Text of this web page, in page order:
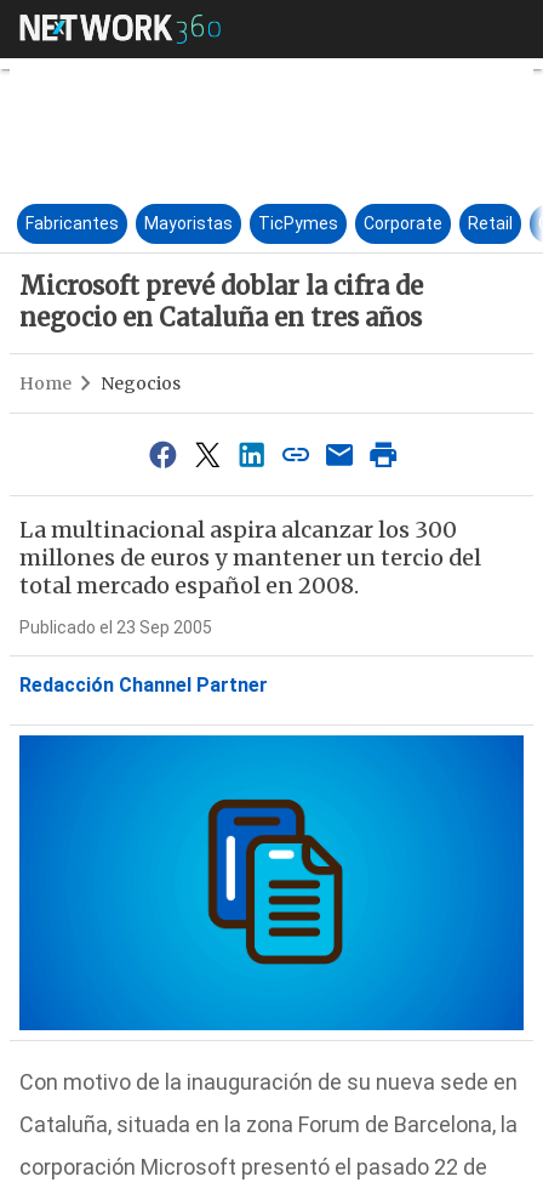
Microsoft prevé doblar la
Fabricantes Mayoristas TicPymes Corporate Retail
Microsoft prevé doblar la cifra de
negocio en Cataluña en tres años
Home Negocios
La multinacional aspira alcanzar los 300
millones de euros y mantener un tercio del
total mercado español en 2008.
Publicado el 23 Sep 2005
Redacción Channel Partner
Con motivo de la inauguración de su nueva sede en
Cataluña, situada en la zona Forum de Barcelona, la
corporación Microsoft presentó el pasado 22 de